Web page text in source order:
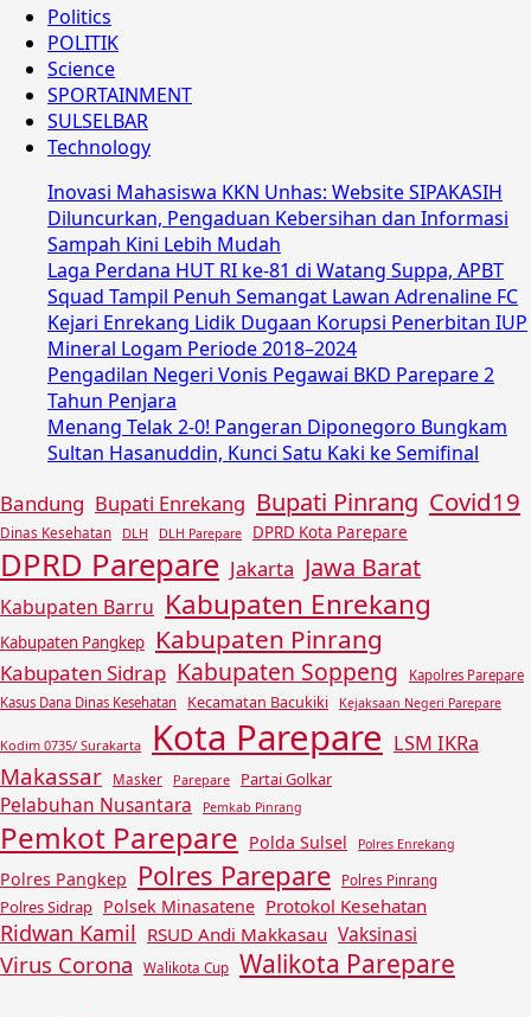
Politics
POLITIK
Science
SPORTAINMENT
SULSELBAR
Technology
Inovasi Mahasiswa KKN Unhas: Website SIPAKASIH
Diluncurkan, Pengaduan Kebersihan dan Informasi
Sampah Kini Lebih Mudah
Laga Perdana HUT RI ke-81 di Watang Suppa, APBT
Squad Tampil Penuh Semangat Lawan Adrenaline FC
Kejari Enrekang Lidik Dugaan Korupsi Penerbitan IUP
Mineral Logam Periode 2018–2024
Pengadilan Negeri Vonis Pegawai BKD Parepare 2
Tahun Penjara
Menang Telak 2-0! Pangeran Diponegoro Bungkam
Sultan Hasanuddin, Kunci Satu Kaki ke Semifinal
Bandung Bupati Enrekang Bupati Pinrang Covid19
Dinas Kesehatan DLH DLH Parepare DPRD Kota Parepare
DPRD Parepare Jakarta Jawa Barat
Kabupaten Barru Kabupaten Enrekang
Kabupaten Pangkep Kabupaten Pinrang
Kabupaten Sidrap Kabupaten Soppeng
Kapolres Parepare
Kasus Dana Dinas Kesehatan
Kecamatan Bacukiki Kejaksaan Negeri Parepare
Kodim 0735/ Surakarta Kota Parepare LSM IKRa
Makassar Masker Parepare Partai Golkar
Pelabuhan Nusantara Pemkab Pinrang
Pemkot Parepare Polda Sulsel Polres Enrekang
Polres Pangkep Polres Parepare Polres Pinrang
Polres Sidrap Polsek Minasatene Protokol Kesehatan
Ridwan Kamil RSUD Andi Makkasau Vaksinasi
Virus Corona Walikota Cup Walikota Parepare